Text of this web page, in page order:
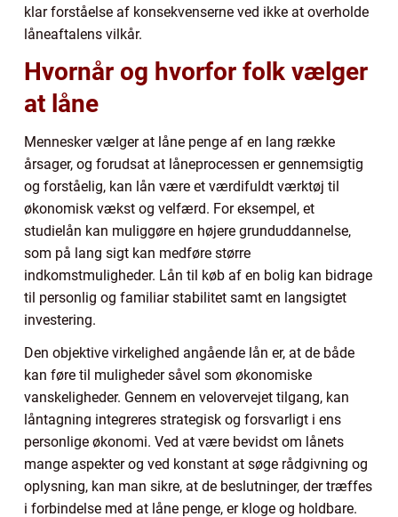
klar forståelse af konsekvenserne ved ikke at overholde
låneaftalens vilkår.
Hvornår og hvorfor folk vælger
at låne
Mennesker vælger at låne penge af en lang række
årsager, og forudsat at låneprocessen er gennemsigtig
og forståelig, kan lån være et værdifuldt værktøj til
økonomisk vækst og velfærd. For eksempel, et
studielån kan muliggøre en højere grunduddannelse,
som på lang sigt kan medføre større
indkomstmuligheder. Lån til køb af en bolig kan bidrage
til personlig og familiar stabilitet samt en langsigtet
investering.
Den objektive virkelighed angående lån er, at de både
kan føre til muligheder såvel som økonomiske
vanskeligheder. Gennem en velovervejet tilgang, kan
låntagning integreres strategisk og forsvarligt i ens
personlige økonomi. Ved at være bevidst om lånets
mange aspekter og ved konstant at søge rådgivning og
oplysning, kan man sikre, at de beslutninger, der træffes
i forbindelse med at låne penge, er kloge og holdbare.